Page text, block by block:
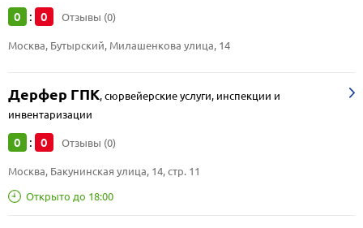
0 : 0 Отзывы (0)
Москва, Бутырский, Милашенкова улица, 14
Дерфер ГПК,сюрвейерские услуги, инспекции и
инвентаризации
0 : 0 Отзывы (0)
Открыто до 18:00
Москва, Бакунинская улица, 14, стр. 11